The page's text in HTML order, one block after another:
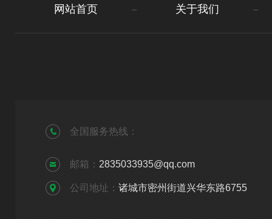
网站首页 关于我们
全国服务热线：
邮箱： 2835033935@qq.com
公司地址： 诸城市密州街道兴华东路6755